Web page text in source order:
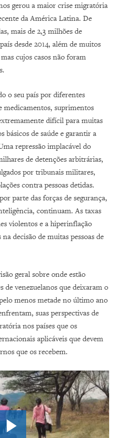
gerou a maior crise migratória
da América Latina. De
mais de 2,3 milhões de
desde 2014, além de muitos
cujos casos não foram
o seu país por diferentes
medicamentos, suprimentos
difícil para muitas
básicos de saúde e garantir a
repressão implacável do
de detenções arbitrárias,
por tribunais militares,
contra pessoas detidas.
parte das forças de segurança,
continuam. As taxas
violentos e a hiperinflação
decisão de muitas pessoas de
geral sobre onde estão
de venezuelanos que deixaram o
menos metade no último ano
suas perspectivas de
nos países que os
aplicáveis que devem
que os recebem.